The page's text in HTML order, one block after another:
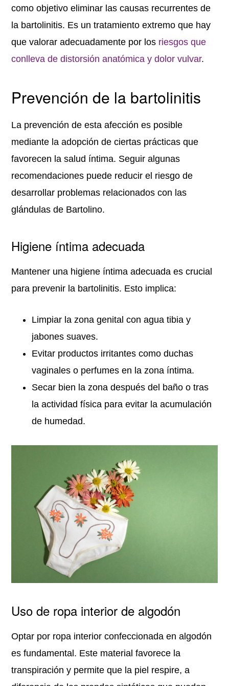
como objetivo eliminar las causas recurrentes de
la bartolinitis. Es un tratamiento extremo que hay
que valorar adecuadamente por los riesgos que
conlleva de distorsión anatómica y dolor vulvar.
Prevención de la bartolinitis
La prevención de esta afección es posible
mediante la adopción de ciertas prácticas que
favorecen la salud íntima. Seguir algunas
recomendaciones puede reducir el riesgo de
desarrollar problemas relacionados con las
glándulas de Bartolino.
Higiene íntima adecuada
Mantener una higiene íntima adecuada es crucial
para prevenir la bartolinitis. Esto implica:
Limpiar la zona genital con agua tibia y
jabones suaves.
Evitar productos irritantes como duchas
vaginales o perfumes en la zona íntima.
Secar bien la zona después del baño o tras
la actividad física para evitar la acumulación
de humedad.
Uso de ropa interior de algodón
Optar por ropa interior confeccionada en algodón
es fundamental. Este material favorece la
transpiración y permite que la piel respire, a